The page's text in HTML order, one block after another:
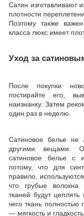
Сатин изготавливают
плотности
Поэтому также
класса люкс имеет
Уход за
После покупки
постирайте его,
наизнанку. Затем
один раз в неделю.
Сатиновое белье не
другими вещами.
сатиновое белье с
потому, что для
правило,
что грубые волокна
тканей будут
чего ткань
— мягкость и